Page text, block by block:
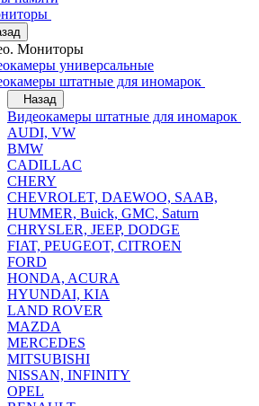
Мониторы
универсальные
штатные для иномарок
Назад
Видеокамеры штатные для иномарок
AUDI, VW
BMW
CADILLAC
CHERY
CHEVROLET, DAEWOO, SAAB,
HUMMER, Buick, GMC, Saturn
CHRYSLER, JEEP, DODGE
FIAT, PEUGEOT, CITROEN
FORD
HONDA, ACURA
HYUNDAI, KIA
LAND ROVER
MAZDA
MERCEDES
MITSUBISHI
NISSAN, INFINITY
OPEL